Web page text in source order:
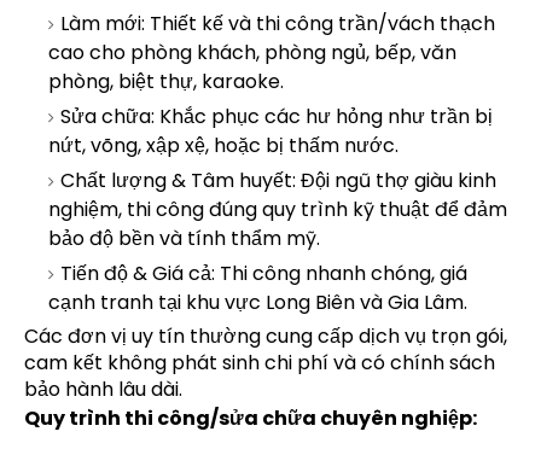
Làm mới: Thiết kế và thi công trần/vách thạch
cao cho phòng khách, phòng ngủ, bếp, văn
phòng, biệt thự, karaoke.
Sửa chữa: Khắc phục các hư hỏng như trần bị
nứt, võng, xập xệ, hoặc bị thấm nước.
Chất lượng & Tâm huyết: Đội ngũ thợ giàu kinh
nghiệm, thi công đúng quy trình kỹ thuật để đảm
bảo độ bền và tính thẩm mỹ.
Tiến độ & Giá cả: Thi công nhanh chóng, giá
cạnh tranh tại khu vực Long Biên và Gia Lâm.
Các đơn vị uy tín thường cung cấp dịch vụ trọn gói,
cam kết không phát sinh chi phí và có chính sách
bảo hành lâu dài.
Quy trình thi công/sửa chữa chuyên nghiệp: